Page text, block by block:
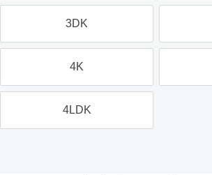
3DK
4K
4LDK